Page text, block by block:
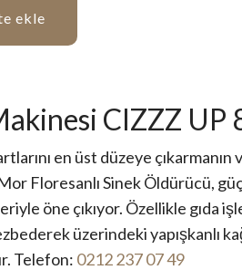
ekle
CIZZZ UP
en üst düzeye çıkarmanın
Floresanlı Sinek Öldürücü,
öne çıkıyor. Özellikle gıda
üzerindeki yapışkanlı
Telefon: 0212 237 07 49